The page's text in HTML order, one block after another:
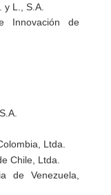
L., S.A.
Innovación de
Ltda.
Chile, Ltda.
de Venezuela,